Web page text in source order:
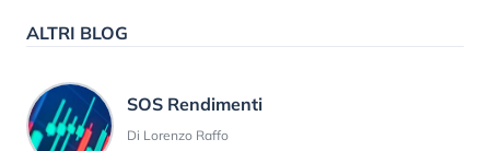
ALTRI BLOG
SOS Rendimenti
Di Lorenzo Raffo